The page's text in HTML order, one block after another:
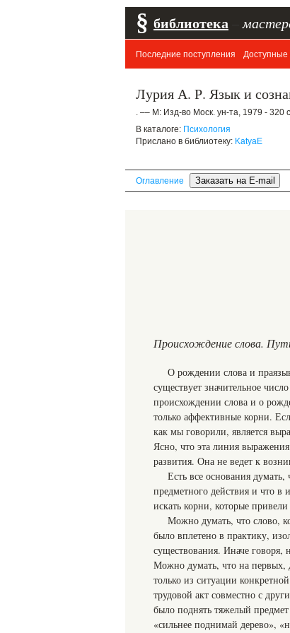
§ библиотека
Последние поступления Доступные
Лурия А. Р. Язык и
. –– М: Изд-во Моск. ун-та, 1979 - 320
В каталоге: Психология
Прислано в библиотеку: KatyaE
Оглавление
Происхождение слова.
О рождении слова и
существует значительное
происхождении слова и о
только аффективные корни.
как мы говорили, является
Ясно, что эта линия
развития. Она не ведет к
Есть все основания
предметного действия и что в
искать корни, которые
Можно думать, что слово,
было вплетено в практику,
существования. Иначе говоря,
Можно думать, что на первых,
только из ситуации
трудовой акт совместно с
было поднять тяжелый
«сильнее поднимай дерево»,